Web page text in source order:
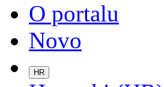
O portalu
Novo
HR